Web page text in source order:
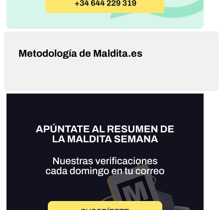
Metodología de Maldita.es